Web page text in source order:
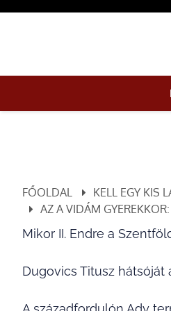
FŐOLDAL
KELL EGY KIS
AZ A VIDÁM
Mikor II. Endre a
Dugovics Titusz